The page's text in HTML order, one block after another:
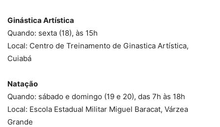
Ginástica Artística
Quando: sexta (18), às 15h
Local: Centro de Treinamento de Ginastica Artística,
Cuiabá
Natação
Quando: sábado e domingo (19 e 20), das 7h às 18h
Local: Escola Estadual Militar Miguel Baracat, Várzea
Grande